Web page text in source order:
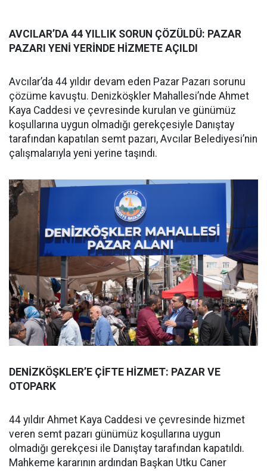
AVCILAR’DA 44 YILLIK SORUN ÇÖZÜLDÜ: PAZAR
PAZARI YENİ YERİNDE HİZMETE AÇILDI
Avcılar’da 44 yıldır devam eden Pazar Pazarı sorunu
çözüme kavuştu. Denizköşkler Mahallesi’nde Ahmet
Kaya Caddesi ve çevresinde kurulan ve günümüz
koşullarına uygun olmadığı gerekçesiyle Danıştay
tarafından kapatılan semt pazarı, Avcılar Belediyesi’nin
çalışmalarıyla yeni yerine taşındı.
DENİZKÖŞKLER’E ÇİFTE HİZMET: PAZAR VE
OTOPARK
44 yıldır Ahmet Kaya Caddesi ve çevresinde hizmet
veren semt pazarı günümüz koşullarına uygun
olmadığı gerekçesi ile Danıştay tarafından kapatıldı.
Mahkeme kararının ardından Başkan Utku Caner